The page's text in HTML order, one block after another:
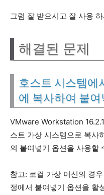
그럼 잘 받으시고 잘 사용
해결된 문제
호스트 시스템에
에 복사하여 붙
VMware Workstation
스트 가상 시스템으로 복사
의 붙여넣기 옵션을 사용할
참고: 로컬 가상 머신의 경
정에서 붙여넣기 옵션을 활